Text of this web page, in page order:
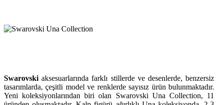
Swarovski aksesuarlarında farklı stillerde ve desenlerde, benzersiz
tasarımlarda, çeşitli model ve renklerde sayısız ürün bulunmaktadır.
Yeni koleksiyonlarından biri olan Swarovski Una Collection, 11